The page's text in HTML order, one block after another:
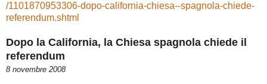
/1101870953306-dopo-california-chiesa--spagnola-chiede-
referendum.shtml
Dopo la California, la Chiesa spagnola chiede il
referendum
8 novembre 2008